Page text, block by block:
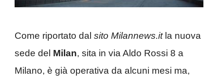
Come riportato dal sito Milannews.itla nuova
sede del Milan, sita in via Aldo Rossi 8 a
Milano, è già operativa da alcuni mesi ma,